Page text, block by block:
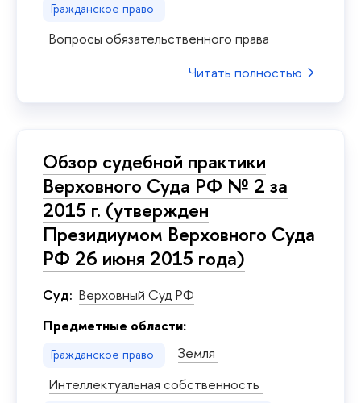
Гражданское право
Вопросы обязательственного права
Читать полностью
Обзор судебной практики
Верховного Суда РФ № 2 за
2015 г. (утвержден
Президиумом Верховного Суда
РФ 26 июня 2015 года)
Суд: Верховный Суд РФ
Предметные области:
Гражданское право
Земля
Интеллектуальная собственность